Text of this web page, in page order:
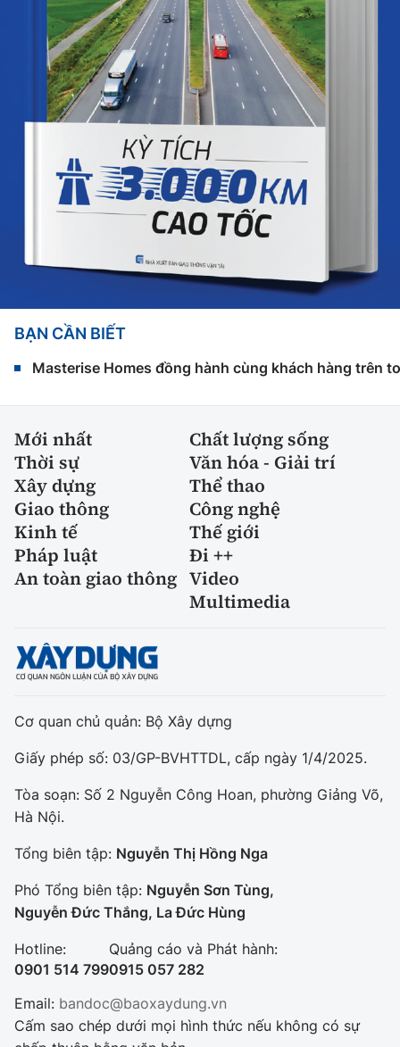
BẠN CẦN BIẾT
Masterise Homes đồng hành cùng khách hàng trên
Mới nhất
Chất lượng sống
Thời sự
Văn hóa - Giải trí
Xây dựng
Thể thao
Giao thông
Công nghệ
Kinh tế
Thế giới
Pháp luật
Đi ++
An toàn giao thông Video
Multimedia
Cơ quan chủ quản: Bộ Xây dựng
Giấy phép số: 03/GP-BVHTTDL, cấp ngày 1/4/2025.
Tòa soạn: Số 2 Nguyễn Công Hoan, phường Giảng Võ,
Hà Nội.
Tổng biên tập: Nguyễn Thị Hồng Nga
Phó Tổng biên tập: Nguyễn Sơn Tùng,
Nguyễn Đức Thắng, La Đức Hùng
Hotline:
0901 514 799
Quảng cáo và Phát hành:
0915 057 282
Email: bandoc@baoxaydung.vn
Cấm sao chép dưới mọi hình thức nếu không có sự